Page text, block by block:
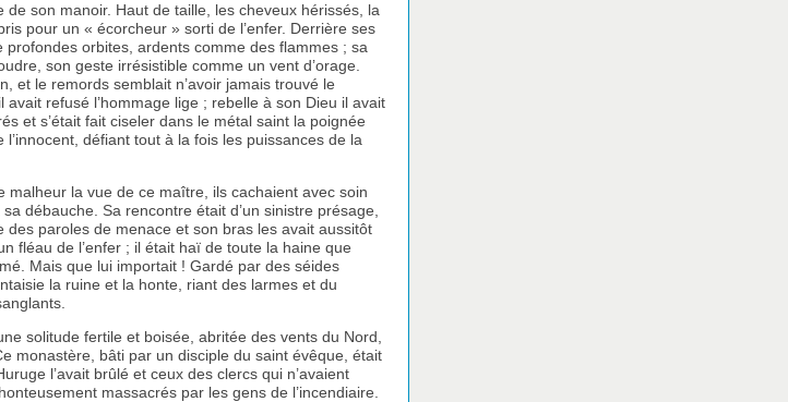
son manoir. Haut de taille, les cheveux hérissés, la
pour un « écorcheur » sorti de l’enfer. Derrière ses
orbites, ardents comme des flammes ; sa
son geste irrésistible comme un vent d’orage.
et le remords semblait n’avoir jamais trouvé le
refusé l’hommage lige ; rebelle à son Dieu il avait
et s’était fait ciseler dans le métal saint la poignée
l’innocent, défiant tout à la fois les puissances de la
malheur la vue de ce maître, ils cachaient avec soin
débauche. Sa rencontre était d’un sinistre présage,
des paroles de menace et son bras les avait aussitôt
fléau de l’enfer ; il était haï de toute la haine que
Mais que lui importait ! Gardé par des séides
la ruine et la honte, riant des larmes et du
solitude fertile et boisée, abritée des vents du Nord,
monastère, bâti par un disciple du saint évêque, était
l’avait brûlé et ceux des clercs qui n’avaient
massacrés par les gens de l’incendiaire.